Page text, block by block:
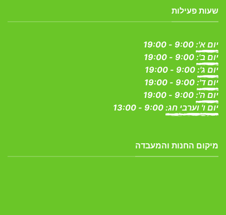
שעות פעילות
יום א':
יום ב':
יום ג':
יום ד':
יום ה':
יום ו' וערבי חג:
מיקום החנות והמעבדה